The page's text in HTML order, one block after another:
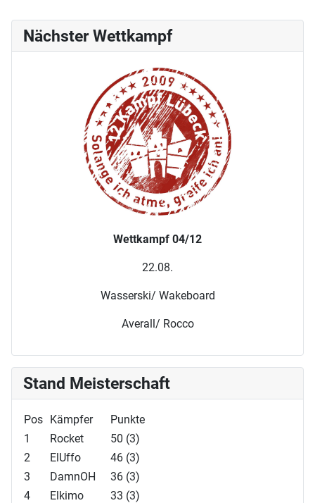
Nächster Wettkampf
Wettkampf 04/12
22.08.
Wasserski/ Wakeboard
Averall/ Rocco
Stand Meisterschaft
Pos Kämpfer
Punkte
1
Rocket
50 (3)
2
ElUffo
46 (3)
3
DamnOH
36 (3)
4
Elkimo
33 (3)